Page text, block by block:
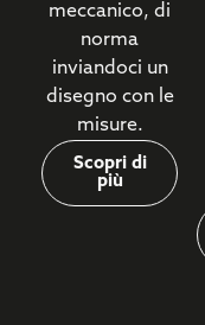
meccanico, di
norma
inviandoci un
disegno con le
misure.
Scopri di
più